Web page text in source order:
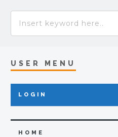
USER MENU
LOGIN
HOME